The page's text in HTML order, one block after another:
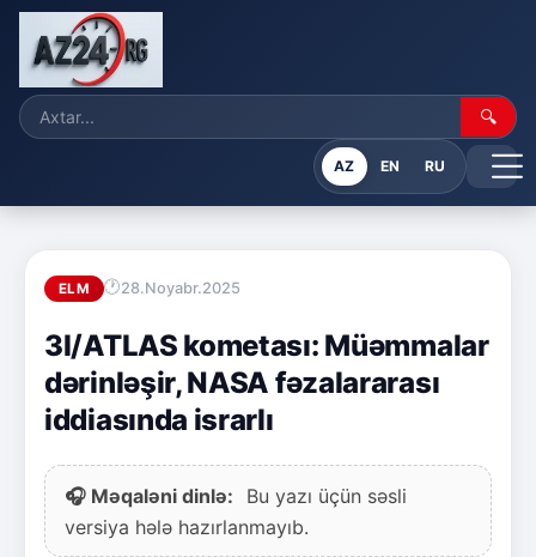
🔍
AZ EN RU
ELM 28.Noyabr.2025
3I/ATLAS kometası: Müəmmalar
dərinləşir, NASA fəzalararası
iddiasında israrlı
🎧 Məqaləni dinlə:
Bu yazı üçün səsli
versiya hələ hazırlanmayıb.